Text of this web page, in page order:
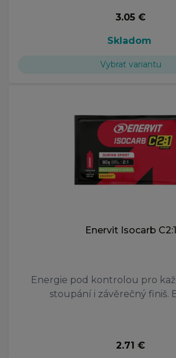
3.05 €
Skladom
Vybrať variantu
Enervit Isocarb C2:1
Energie pod kontrolou pro
stoupání i závěrečný finiš.
2.71 €